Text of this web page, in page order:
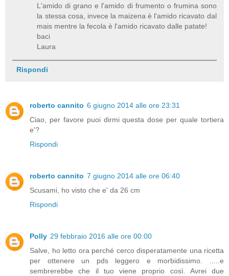
L'amido di grano e l'amido di frumento o frumina sono
la stessa cosa, invece la maizena è l'amido ricavato dal
mais mentre la fecola è l'amido ricavato dalle patate!
baci
Laura
Rispondi
roberto cannito 6 giugno 2014 alle ore 23:31
Ciao, per favore puoi dirmi questa dose per quale tortiera
e'?
Rispondi
roberto cannito 7 giugno 2014 alle ore 06:40
Scusami, ho visto che e' da 26 cm
Rispondi
Polly 29 febbraio 2016 alle ore 00:00
Salve, ho letto ora perché cerco disperatamente una ricetta
per ottenere un pds leggero e morbidissimo. .....e
sembrerebbe che il tuo viene proprio così. Avrei due